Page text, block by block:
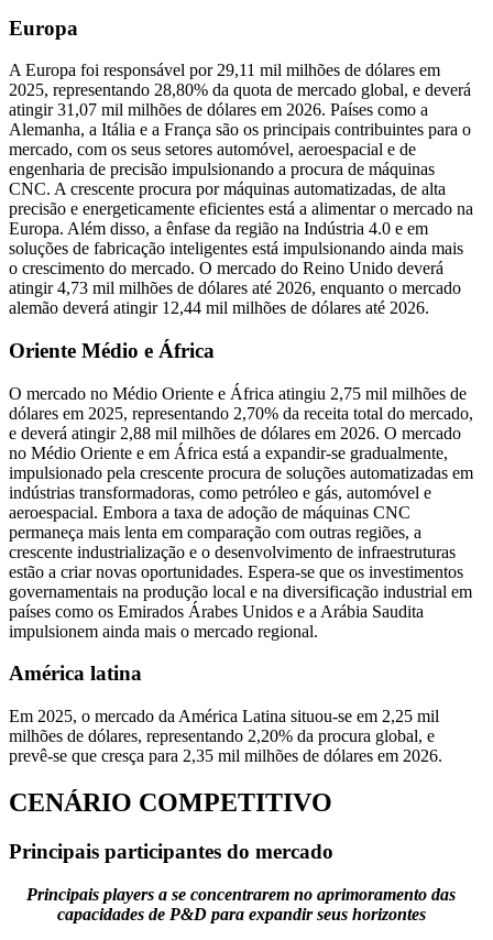
Europa
A Europa foi responsável por 29,11 mil milhões de dólares em
2025, representando 28,80% da quota de mercado global, e deverá
atingir 31,07 mil milhões de dólares em 2026. Países como a
Alemanha, a Itália e a França são os principais contribuintes para o
mercado, com os seus setores automóvel, aeroespacial e de
engenharia de precisão impulsionando a procura de máquinas
CNC. A crescente procura por máquinas automatizadas, de alta
precisão e energeticamente eficientes está a alimentar o mercado na
Europa. Além disso, a ênfase da região na Indústria 4.0 e em
soluções de fabricação inteligentes está impulsionando ainda mais
o crescimento do mercado. O mercado do Reino Unido deverá
atingir 4,73 mil milhões de dólares até 2026, enquanto o mercado
alemão deverá atingir 12,44 mil milhões de dólares até 2026.
Oriente Médio e África
O mercado no Médio Oriente e África atingiu 2,75 mil milhões de
dólares em 2025, representando 2,70% da receita total do mercado,
e deverá atingir 2,88 mil milhões de dólares em 2026. O mercado
no Médio Oriente e em África está a expandir-se gradualmente,
impulsionado pela crescente procura de soluções automatizadas em
indústrias transformadoras, como petróleo e gás, automóvel e
aeroespacial. Embora a taxa de adoção de máquinas CNC
permaneça mais lenta em comparação com outras regiões, a
crescente industrialização e o desenvolvimento de infraestruturas
estão a criar novas oportunidades. Espera-se que os investimentos
governamentais na produção local e na diversificação industrial em
países como os Emirados Árabes Unidos e a Arábia Saudita
impulsionem ainda mais o mercado regional.
América latina
Em 2025, o mercado da América Latina situou-se em 2,25 mil
milhões de dólares, representando 2,20% da procura global, e
prevê-se que cresça para 2,35 mil milhões de dólares em 2026.
CENÁRIO COMPETITIVO
Principais participantes do mercado
Principais players a se concentrarem no aprimoramento das
capacidades de P&D para expandir seus horizontes